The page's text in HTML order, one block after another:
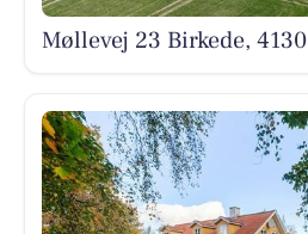
Møllevej 23 Birkede,